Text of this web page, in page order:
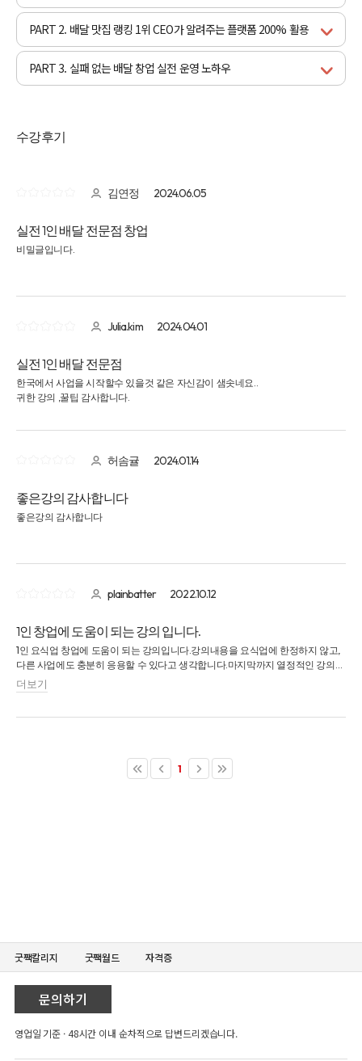
PART 2. 배달 맛집 랭킹 1위 CEO가 알려주는 플랫폼 200% 활용
PART 3. 실패 없는 배달 창업 실전 운영 노하우
굿짹칼리지 굿짹월드 자격증
문의하기
영업일 기준 · 48시간 이내 순차적으로 답변드리겠습니다.